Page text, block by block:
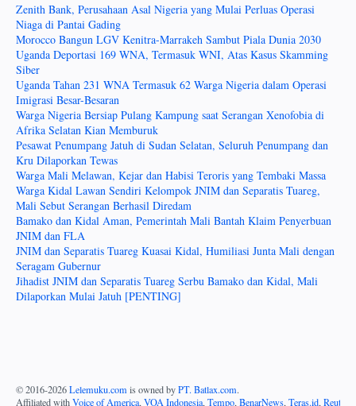
Zenith Bank, Perusahaan Asal Nigeria yang Mulai Perluas Operasi
Niaga di Pantai Gading
Morocco Bangun LGV Kenitra-Marrakeh Sambut Piala Dunia 2030
Uganda Deportasi 169 WNA, Termasuk WNI, Atas Kasus Skamming
Siber
Uganda Tahan 231 WNA Termasuk 62 Warga Nigeria dalam Operasi
Imigrasi Besar-Besaran
Warga Nigeria Bersiap Pulang Kampung saat Serangan Xenofobia di
Afrika Selatan Kian Memburuk
Pesawat Penumpang Jatuh di Sudan Selatan, Seluruh Penumpang dan
Kru Dilaporkan Tewas
Warga Mali Melawan, Kejar dan Habisi Teroris yang Tembaki Massa
Warga Kidal Lawan Sendiri Kelompok JNIM dan Separatis Tuareg,
Mali Sebut Serangan Berhasil Diredam
Bamako dan Kidal Aman, Pemerintah Mali Bantah Klaim Penyerbuan
JNIM dan FLA
JNIM dan Separatis Tuareg Kuasai Kidal, Humiliasi Junta Mali dengan
Seragam Gubernur
Jihadist JNIM dan Separatis Tuareg Serbu Bamako dan Kidal, Mali
Dilaporkan Mulai Jatuh [PENTING]
© 2016-2026Lelemuku.com is owned byPT. Batlax.com.
Affiliated withVoice of America, VOA Indonesia, Tempo, BenarNews, Teras.id, Reuters